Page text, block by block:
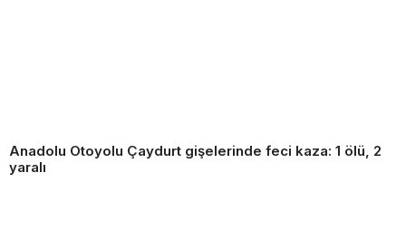
Anadolu Otoyolu Çaydurt gişelerinde feci kaza: 1 ölü, 2
yaralı